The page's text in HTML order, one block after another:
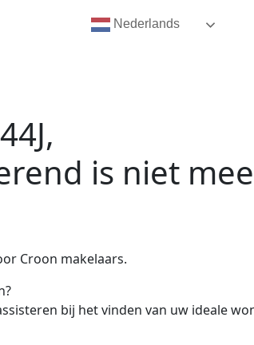
is niet
Croon makelaars.
bij het vinden van uw ideale
Nederlands